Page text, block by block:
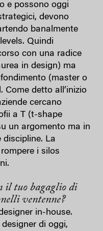
e possono oggi
devono
banalmente
Quindi
con una radice
in design) ma
(master o
Come detto all’inizio
cercano
a T (t-shape
un argomento ma in
La
i silos
il tuo bagaglio di
ventenne?
in-house.
di oggi,